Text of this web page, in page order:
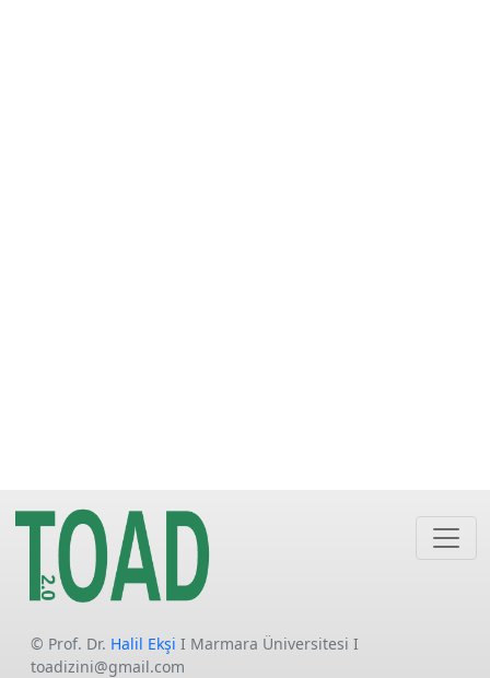
© Prof. Dr. Halil Ekşi I Marmara Üniversitesi I
toadizini@gmail.com